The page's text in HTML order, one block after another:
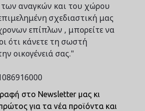
αναγκών και του χώρου
σχεδιαστική μας
επίπλων , μπορείτε να
ότι κάνετε τη σωστή
οικογένειά σας."
στο Newsletter μας κι
για τα νέα προϊόντα και